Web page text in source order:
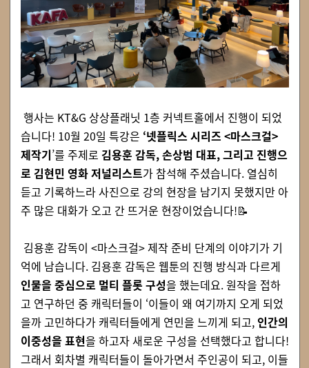
행사는 KT&G 상상플래닛 1층 커넥트홀에서 진행이 되었
습니다! 10월 20일 특강은 ‘넷플릭스 시리즈 <마스크걸>
제작기’를 주제로 김용훈 감독, 손상범 대표, 그리고 진행으
로 김현민 영화 저널리스트가 참석해 주셨습니다. 열심히
듣고 기록하느라 사진으로 강의 현장을 남기지 못했지만 아
주 많은 대화가 오고 간 뜨거운 현장이었습니다!📝
김용훈 감독이 <마스크걸> 제작 준비 단계의 이야기가 기
억에 남습니다. 김용훈 감독은 웹툰의 진행 방식과 다르게
인물을 중심으로 멀티 플롯 구성을 했는데요. 원작을 접하
고 연구하던 중 캐릭터들이 ‘이들이 왜 여기까지 오게 되었
을까 고민하다가 캐릭터들에게 연민을 느끼게 되고, 인간의
이중성을 표현을 하고자 새로운 구성을 선택했다고 합니다!
그래서 회차별 캐릭터들이 돌아가면서 주인공이 되고, 이들